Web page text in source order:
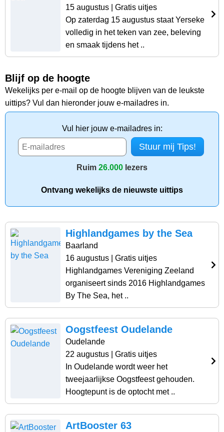
15 augustus | Gratis uitjes
Op zaterdag 15 augustus staat Yerseke
volledig in het teken van zee, beleving
en smaak tijdens het ..
Blijf op de hoogte
Wekelijks per e-mail op de hoogte blijven van de leukste
uittips? Vul dan hieronder jouw e-mailadres in.
Vul hier jouw e-mailadres in:
Ruim 26.000 lezers
Ontvang wekelijks de nieuwste uittips
Highlandgames by the Sea
Baarland
16 augustus | Gratis uitjes
Highlandgames Vereniging Zeeland
organiseert sinds 2016 Highlandgames
By The Sea, het ..
Oogstfeest Oudelande
Oudelande
22 augustus | Gratis uitjes
In Oudelande wordt weer het
tweejaarlijkse Oogstfeest gehouden.
Hoogtepunt is de optocht met ..
ArtBooster 63